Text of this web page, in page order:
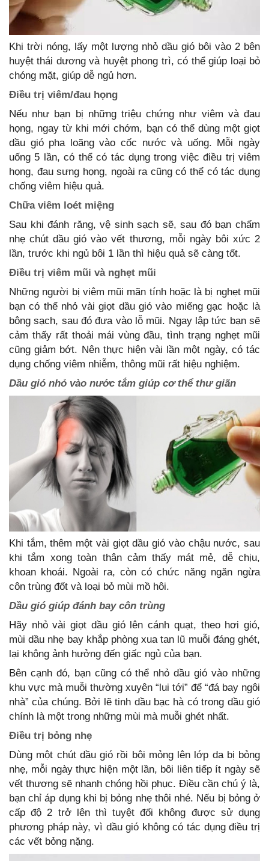
Khi trời nóng, lấy một lượng nhỏ dầu gió bôi vào 2 bên
huyệt thái dương và huyệt phong trì, có thể giúp loại bỏ
chóng mặt, giúp dễ ngủ hơn.
Điều trị viêm/đau họng
Nếu như bạn bị những triệu chứng như viêm và đau
họng, ngay từ khi mới chớm, bạn có thể dùng một giọt
dầu gió pha loãng vào cốc nước và uống. Mỗi ngày
uống 5 lần, có thể có tác dụng trong việc điều trị viêm
họng, đau sưng họng, ngoài ra cũng có thể có tác dụng
chống viêm hiệu quả.
Chữa viêm loét miệng
Sau khi đánh răng, vệ sinh sạch sẽ, sau đó bạn chấm
nhẹ chút dầu gió vào vết thương, mỗi ngày bôi xức 2
lần, trước khi ngủ bôi 1 lần thì hiệu quả sẽ càng tốt.
Điều trị viêm mũi và nghẹt mũi
Những người bị viêm mũi mãn tính hoặc là bị nghẹt mũi
bạn có thể nhỏ vài giọt dầu gió vào miếng gạc hoặc là
bông sạch, sau đó đưa vào lỗ mũi. Ngay lập tức bạn sẽ
cảm thấy rất thoải mái vùng đầu, tình trạng nghẹt mũi
cũng giảm bớt. Nên thực hiện vài lần một ngày, có tác
dụng chống viêm nhiễm, thông mũi rất hiệu nghiệm.
Dầu gió nhỏ vào nước tắm giúp cơ thể thư giãn
Khi tắm, thêm một vài giọt dầu gió vào chậu nước, sau
khi tắm xong toàn thân cảm thấy mát mẻ, dễ chịu,
khoan khoái. Ngoài ra, còn có chức năng ngăn ngừa
côn trùng đốt và loại bỏ mùi mồ hôi.
Dầu gió giúp đánh bay côn trùng
Hãy nhỏ vài giọt dầu gió lên cánh quạt, theo hơi gió,
mùi dầu nhẹ bay khắp phòng xua tan lũ muỗi đáng ghét,
lại không ảnh hưởng đến giấc ngủ của bạn.
Bên cạnh đó, bạn cũng có thể nhỏ dầu gió vào những
khu vực mà muỗi thường xuyên “lui tới” để “đá bay ngôi
nhà” của chúng. Bởi lẽ tinh dầu bạc hà có trong dầu gió
chính là một trong những mùi mà muỗi ghét nhất.
Điều trị bỏng nhẹ
Dùng một chút dầu gió rồi bôi mỏng lên lớp da bị bỏng
nhẹ, mỗi ngày thực hiện một lần, bôi liên tiếp ít ngày sẽ
vết thương sẽ nhanh chóng hồi phục. Điều cần chú ý là,
bạn chỉ áp dụng khi bị bỏng nhẹ thôi nhé. Nếu bị bỏng ở
cấp độ 2 trở lên thì tuyệt đối không được sử dụng
phương pháp này, vì dầu gió không có tác dụng điều trị
các vết bỏng nặng.